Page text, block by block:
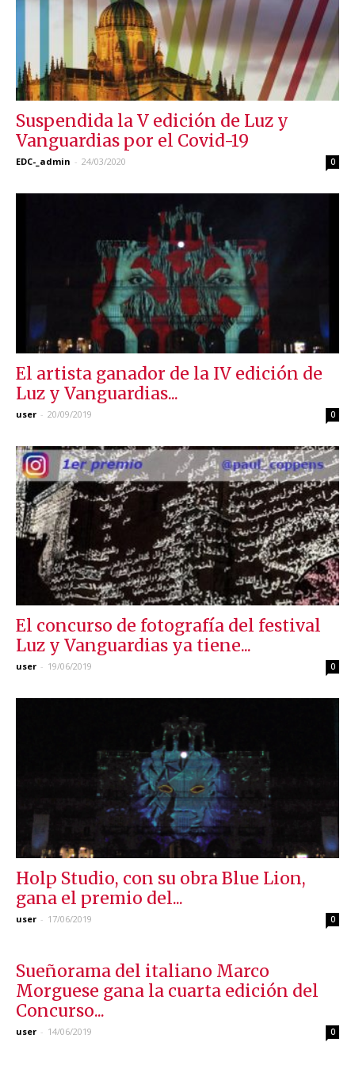
Suspendida la V edición de Luz y
Vanguardias por el Covid-19
EDC-_admin - 24/03/2020 0
El artista ganador de la IV edición de
Luz y Vanguardias...
user - 20/09/2019 0
El concurso de fotografía del festival
Luz y Vanguardias ya tiene...
user - 19/06/2019 0
Holp Studio, con su obra Blue Lion,
gana el premio del...
user - 17/06/2019 0
Sueñorama del italiano Marco
Morguese gana la cuarta edición del
Concurso...
user - 14/06/2019 0